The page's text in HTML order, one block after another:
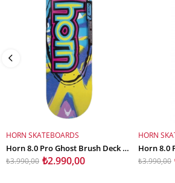
SEPETE EKLE
HORN SKATEBOARDS
Horn 8.0 Pro Ghost Brush Deck Profesyonel Kaykay Tahtası
₺2.990,00
₺3.990,00
HORN
₺3.990,00